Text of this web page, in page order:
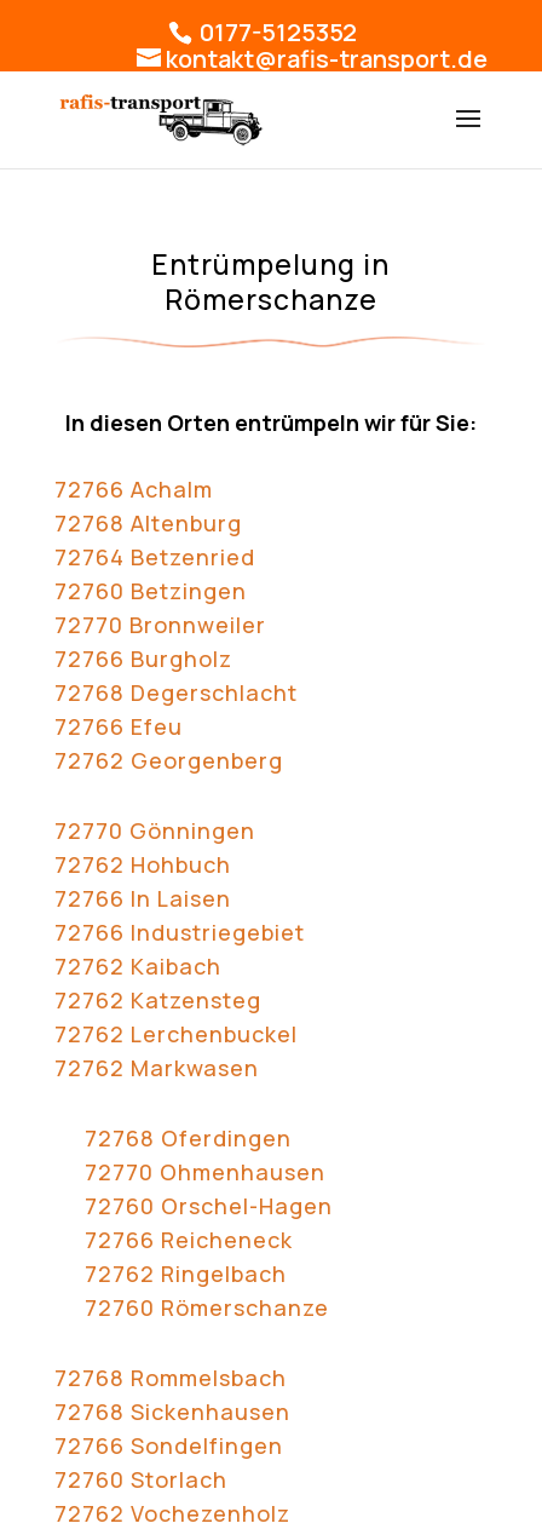
0177-5125352
kontakt@rafis-transport.de
Entrümpelung in
Römerschanze
In diesen Orten entrümpeln wir für Sie:
72766 Achalm
72768 Altenburg
72764 Betzenried
72760 Betzingen
72770 Bronnweiler
72766 Burgholz
72768 Degerschlacht
72766 Efeu
72762 Georgenberg
72770 Gönningen
72762 Hohbuch
72766 In Laisen
72766 Industriegebiet
72762 Kaibach
72762 Katzensteg
72762 Lerchenbuckel
72762 Markwasen
72768 Oferdingen
72770 Ohmenhausen
72760 Orschel-Hagen
72766 Reicheneck
72762 Ringelbach
72760 Römerschanze
72768 Rommelsbach
72768 Sickenhausen
72766 Sondelfingen
72760 Storlach
72762 Vochezenholz